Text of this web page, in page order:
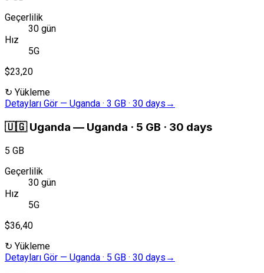
Geçerlilik
30 gün
Hız
5G
$23,20
↻ Yükleme
Detayları Gör — Uganda · 3 GB · 30 days →
🇺🇬 Uganda — Uganda · 5 GB · 30 days
5 GB
Geçerlilik
30 gün
Hız
5G
$36,40
↻ Yükleme
Detayları Gör — Uganda · 5 GB · 30 days →